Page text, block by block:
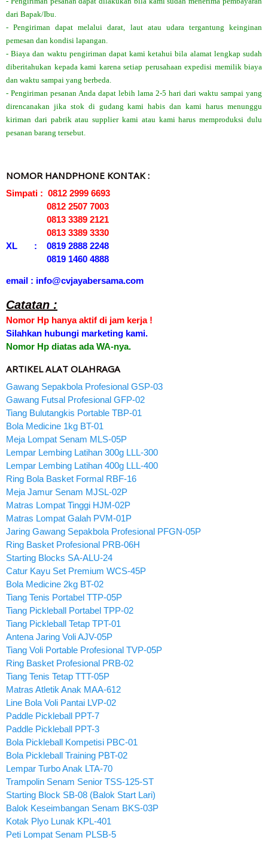
dari Bapak/Ibu.
- Pengiriman dapat melalui darat, laut atau udara tergantung keinginan
pemesan dan kondisi lapangan.
- Biaya dan waktu pengiriman dapat kami ketahui bila alamat lengkap sudah
diberitahukan kepada kami karena setiap perusahaan expedisi memilik biaya
dan waktu sampai yang berbeda.
- Pengiriman pesanan Anda dapat lebih lama 2-5 hari dari waktu sampai yang
direncanakan jika stok di gudang kami habis dan kami harus menunggu
kiriman dari pabrik atau supplier kami atau kami harus memproduksi dulu
pesanan barang tersebut.
NOMOR HANDPHONE KONTAK :
Simpati : 0812 2999 6693
0812 2507 7003
0813 3389 2121
0813 3389 3330
XL : 0819 2888 2248
0819 1460 4888
email : info@cvjayabersama.com
Catatan :
Nomor Hp hanya aktif di jam kerja !
Silahkan hubungi marketing kami.
Nomor Hp diatas ada WA-nya.
ARTIKEL ALAT OLAHRAGA
Gawang Sepakbola Profesional GSP-03
Gawang Futsal Profesional GFP-02
Tiang Bulutangkis Portable TBP-01
Bola Medicine 1kg BT-01
Meja Lompat Senam MLS-05P
Lempar Lembing Latihan 300g LLL-300
Lempar Lembing Latihan 400g LLL-400
Ring Bola Basket Formal RBF-16
Meja Jamur Senam MJSL-02P
Matras Lompat Tinggi HJM-02P
Matras Lompat Galah PVM-01P
Jaring Gawang Sepakbola Profesional PFGN-05P
Ring Basket Profesional PRB-06H
Starting Blocks SA-ALU-24
Catur Kayu Set Premium WCS-45P
Bola Medicine 2kg BT-02
Tiang Tenis Portabel TTP-05P
Tiang Pickleball Portabel TPP-02
Tiang Pickleball Tetap TPT-01
Antena Jaring Voli AJV-05P
Tiang Voli Portable Profesional TVP-05P
Ring Basket Profesional PRB-02
Tiang Tenis Tetap TTT-05P
Matras Atletik Anak MAA-612
Line Bola Voli Pantai LVP-02
Paddle Pickleball PPT-7
Paddle Pickleball PPT-3
Bola Pickleball Kompetisi PBC-01
Bola Pickleball Training PBT-02
Lempar Turbo Anak LTA-70
Trampolin Senam Senior TSS-125-ST
Starting Block SB-08 (Balok Start Lari)
Balok Keseimbangan Senam BKS-03P
Kotak Plyo Lunak KPL-401
Peti Lompat Senam PLSB-5